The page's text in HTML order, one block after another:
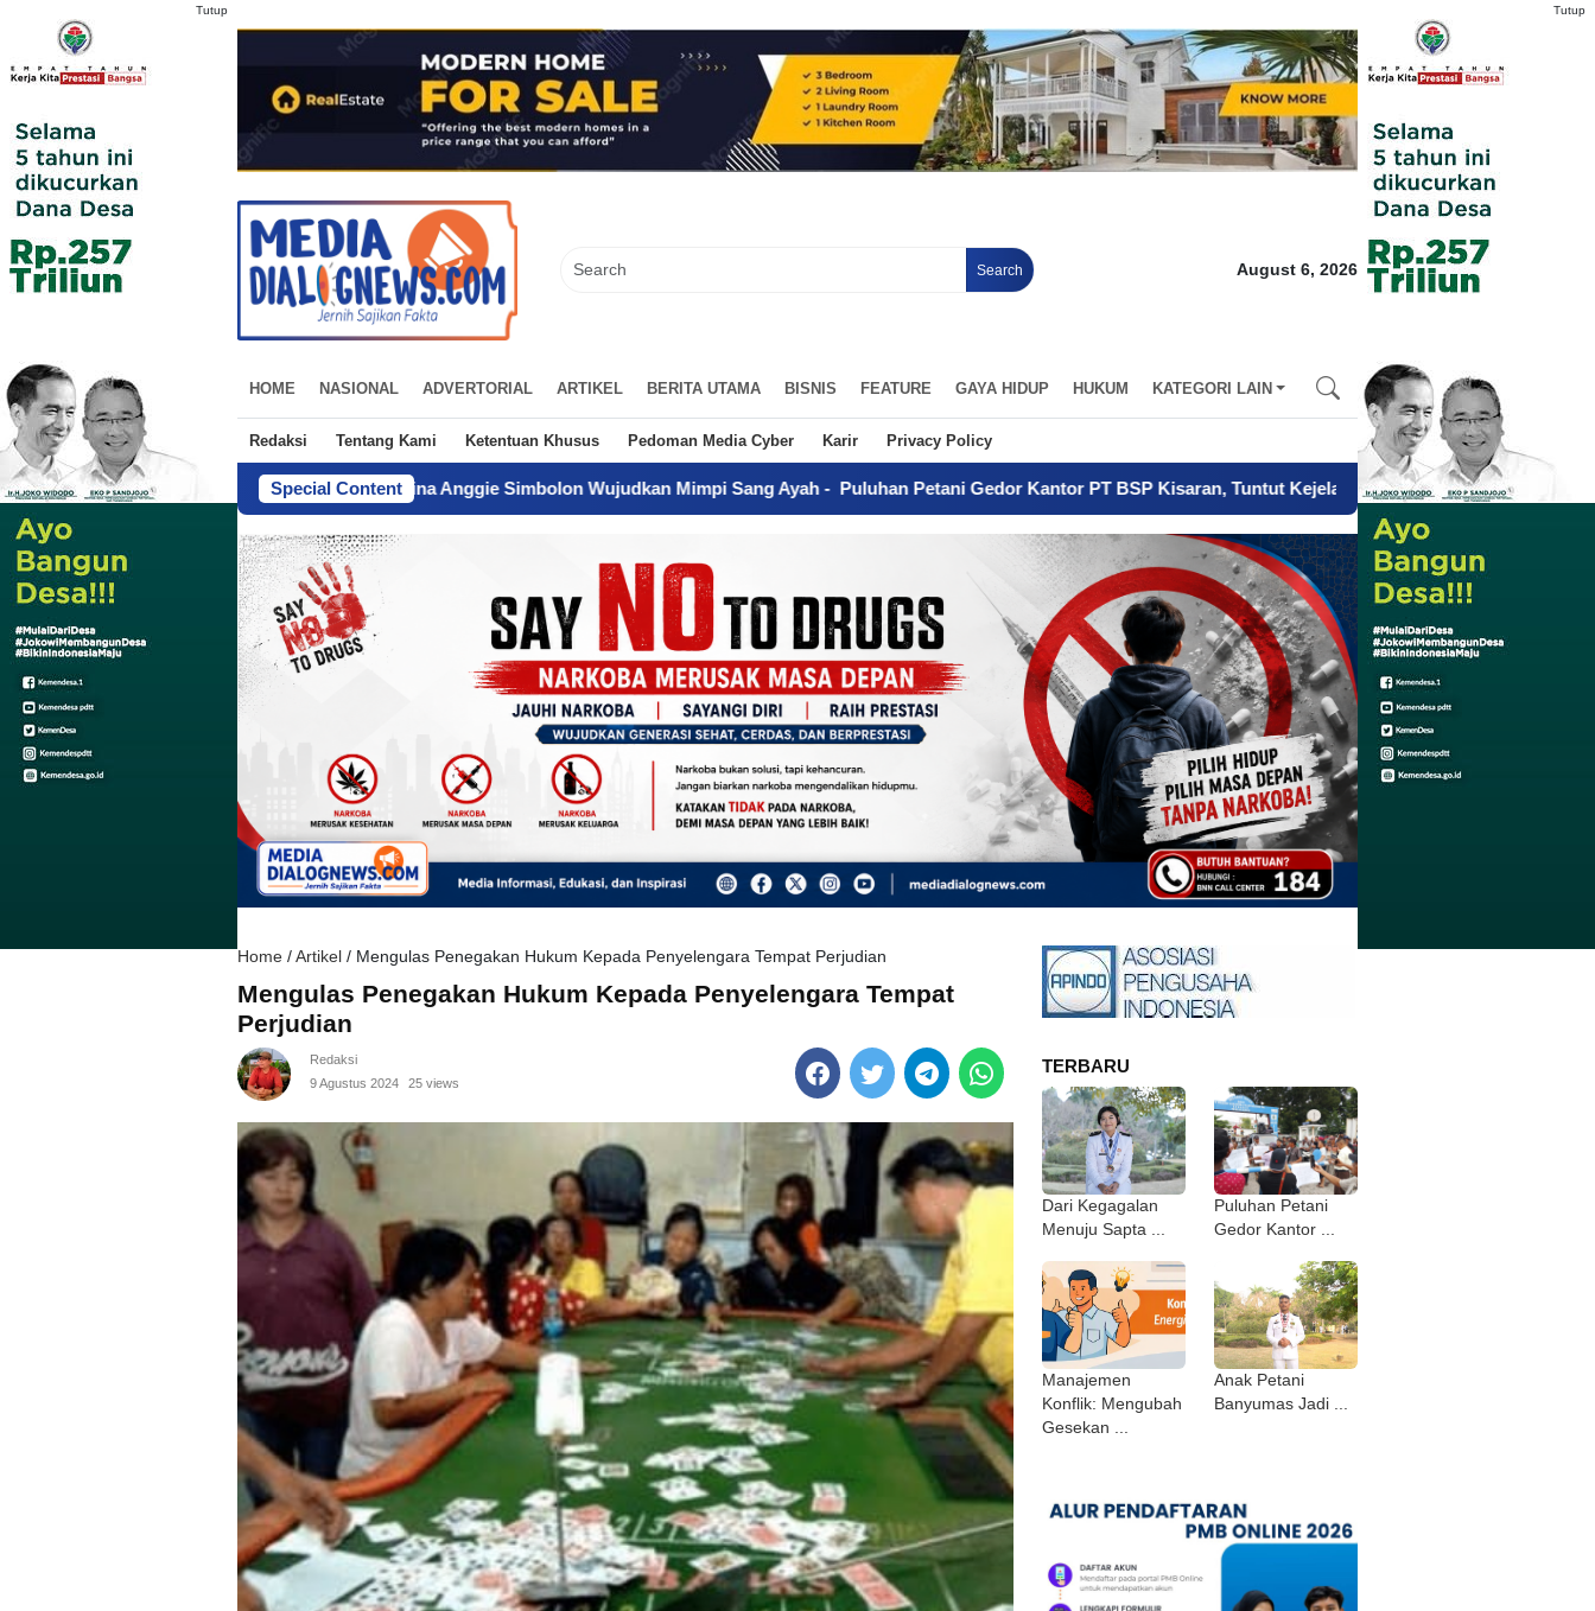
Search August 6, 2026
HOME NASIONAL ADVERTORIAL ARTIKEL BERITA UTAMA BISNIS FEATURE GAYA HIDUP HUKUM KATEGORI LAIN
Redaksi Tentang Kami Ketentuan Khusus Pedoman Media Cyber Karir Privacy Policy
Special Content
Sapta Abdi Praja, Charina Anggie Simbolon Wujudkan Mimpi Sang Ayah- Puluhan Petani Gedor Kantor PT BSP Kisaran, Tuntut Kejelasan HGU dan Sertifikat Plasma- Manajemen
Home / Artikel / Mengulas Penegakan Hukum Kepada Penyelengara Tempat Perjudian
Mengulas Penegakan Hukum Kepada Penyelengara Tempat
Perjudian
Redaksi
9 Agustus 2024
25 views
TERBARU
Dari Kegagalan
Menuju Sapta ...
Puluhan Petani
Gedor Kantor ...
Manajemen
Konflik: Mengubah
Gesekan ...
Anak Petani
Banyumas Jadi ...
Tutup
Tutup